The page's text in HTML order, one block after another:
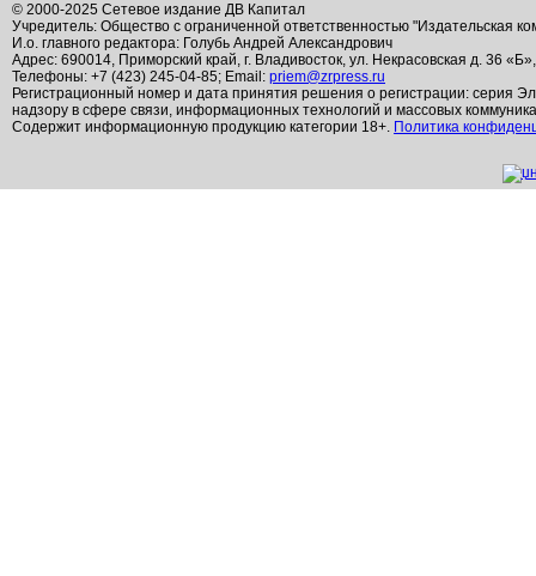
© 2000-2025 Сетевое издание ДВ Капитал
Учредитель: Общество с ограниченной ответственностью "Издательская
И.о. главного редактора: Голубь Андрей Александрович
Адрес: 690014, Приморский край, г. Владивосток, ул. Некрасовская д. 36
Телефоны: +7 (423) 245-04-85; Email: priem@zrpress.ru
Регистрационный номер и дата принятия решения о регистрации: серия
надзору в сфере связи, информационных технологий и массовых
Содержит информационную продукцию категории 18+. Политика